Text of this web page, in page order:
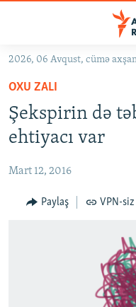
Əsas
qayıt
Əsas
naviqasiyaya
qayıt
#İZAHLA
KORRUPSIOMETR
#ƏSLINDƏ
FƏRQƏ BAX
QANUNI DOĞRU
2026, 06 Avqust, cümə
OXU ZALI
Şekspirin də
ehtiyacı var
Mart 12, 2016
Paylaş VPN-